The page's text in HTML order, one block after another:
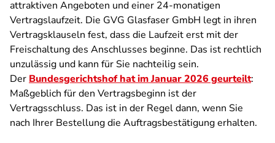
attraktiven Angeboten und einer 24-monatigen
Vertragslaufzeit. Die GVG Glasfaser GmbH legt in ihren
Vertragsklauseln fest, dass die Laufzeit erst mit der
Freischaltung des Anschlusses beginne. Das ist rechtlich
unzulässig und kann für Sie nachteilig sein.
Der Bundesgerichtshof hat im Januar 2026 geurteilt:
Maßgeblich für den Vertragsbeginn ist der
Vertragsschluss. Das ist in der Regel dann, wenn Sie
nach Ihrer Bestellung die Auftragsbestätigung erhalten.